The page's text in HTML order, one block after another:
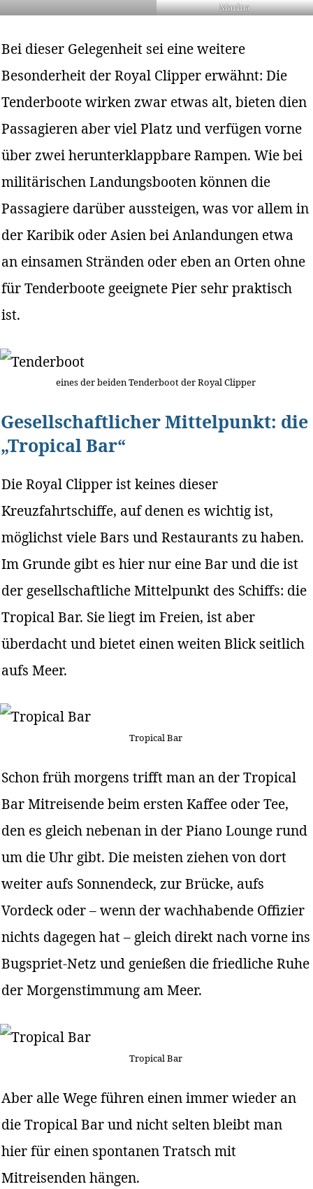
Marina
Bei dieser Gelegenheit sei eine weitere
Besonderheit der Royal Clipper erwähnt: Die
Tenderboote wirken zwar etwas alt, bieten dien
Passagieren aber viel Platz und verfügen vorne
über zwei herunterklappbare Rampen. Wie bei
militärischen Landungsbooten können die
Passagiere darüber aussteigen, was vor allem in
der Karibik oder Asien bei Anlandungen etwa
an einsamen Stränden oder eben an Orten ohne
für Tenderboote geeignete Pier sehr praktisch
ist.
eines der beiden Tenderboot der Royal Clipper
Gesellschaftlicher Mittelpunkt: die
„Tropical Bar“
Die Royal Clipper ist keines dieser
Kreuzfahrtschiffe, auf denen es wichtig ist,
möglichst viele Bars und Restaurants zu haben.
Im Grunde gibt es hier nur eine Bar und die ist
der gesellschaftliche Mittelpunkt des Schiffs: die
Tropical Bar. Sie liegt im Freien, ist aber
überdacht und bietet einen weiten Blick seitlich
aufs Meer.
Tropical Bar
Schon früh morgens trifft man an der Tropical
Bar Mitreisende beim ersten Kaffee oder Tee,
den es gleich nebenan in der Piano Lounge rund
um die Uhr gibt. Die meisten ziehen von dort
weiter aufs Sonnendeck, zur Brücke, aufs
Vordeck oder – wenn der wachhabende Offizier
nichts dagegen hat – gleich direkt nach vorne ins
Bugspriet-Netz und genießen die friedliche Ruhe
der Morgenstimmung am Meer.
Tropical Bar
Aber alle Wege führen einen immer wieder an
die Tropical Bar und nicht selten bleibt man
hier für einen spontanen Tratsch mit
Mitreisenden hängen.